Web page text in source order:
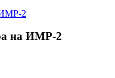
на ИМР-2